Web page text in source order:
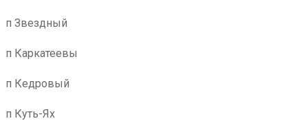
п Звездный
п Каркатеевы
п Кедровый
п Куть-Ях